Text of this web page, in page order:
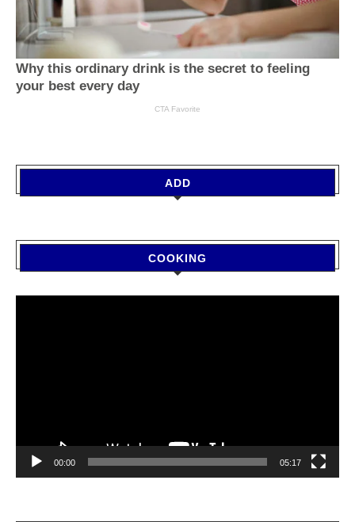
ADD
COOKING
00:00 05:17